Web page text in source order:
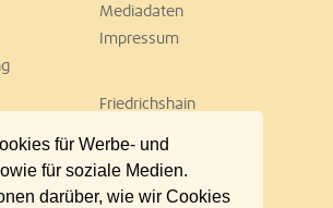
für Werbe- und
für soziale Medien.
darüber, wie wir Cookies
Mediadaten
Impressum
Friedrichshain
Marzahn